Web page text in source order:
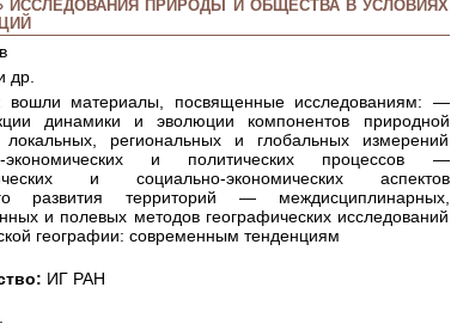
ИССЛЕДОВАНИЯ ПРИРОДЫ И ОБЩЕСТВА В УСЛОВИЯХ
др.
вошли материалы, посвященные исследованиям: —
динамики и эволюции компонентов природной
региональных и глобальных измерений
экономических и политических процессов —
и социально-экономических аспектов
развития территорий — междисциплинарных,
и полевых методов географических исследований
географии: современным тенденциям
ИГ РАН